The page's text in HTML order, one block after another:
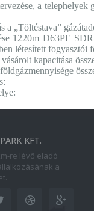
a telephelyek
a „Töltéstava”
1220m D63PE
létesített fogyasztói
kapacitása
nyomás:
helye: az
KFT.
re lévő eladó
a